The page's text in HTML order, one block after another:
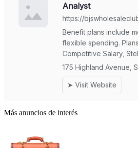
Más anuncios de interés